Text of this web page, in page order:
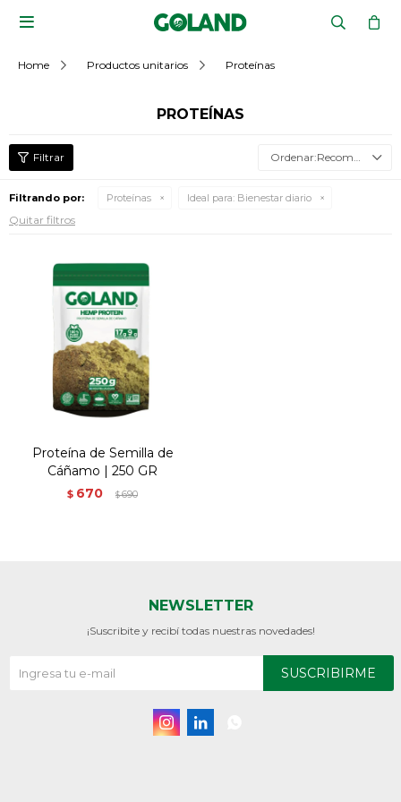

Home Productos unitarios Proteínas
PROTEÍNAS
Recomendados
Filtrando por: Proteínas Ideal para: Bienestar diario
Quitar filtros
Proteína de Semilla de
Cáñamo | 250 GR
$ 670 $690
NEWSLETTER
¡Suscribite y recibí todas nuestras novedades!
SUSCRIBIRME
 